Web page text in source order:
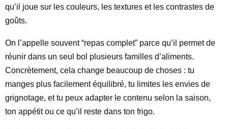
qu’il joue sur les couleurs, les textures et les contrastes de
goûts.
On l’appelle souvent “repas complet” parce qu’il permet de
réunir dans un seul bol plusieurs familles d’aliments.
Concrètement, cela change beaucoup de choses : tu
manges plus facilement équilibré, tu limites les envies de
grignotage, et tu peux adapter le contenu selon la saison,
ton appétit ou ce qu’il reste dans ton frigo.